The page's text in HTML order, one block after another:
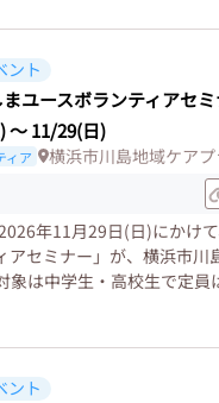
ント
ユースボランティアセ
〜11/29(日)
ィア 横浜市川島地域ケア
年11月29日(日)にかけ
アセミナー」が、横浜市川
象は中学生・高校生で定員
ント